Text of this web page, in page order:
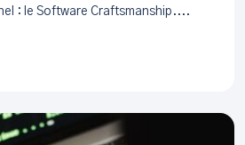
: le Software Craftsmanship....